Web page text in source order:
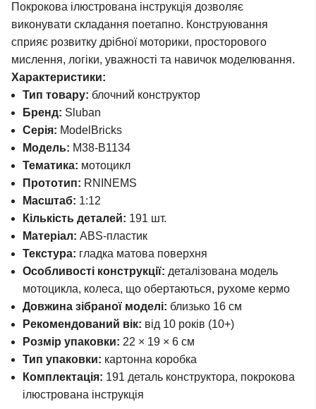
Покрокова ілюстрована інструкція дозволяє
виконувати складання поетапно. Конструювання
сприяє розвитку дрібної моторики, просторового
мислення, логіки, уважності та навичок моделювання.
Характеристики:
Тип товару: блочний конструктор
Бренд: Sluban
Серія: ModelBricks
Модель: M38-B1134
Тематика: мотоцикл
Прототип: RNINEMS
Масштаб: 1:12
Кількість деталей: 191 шт.
Матеріал: ABS-пластик
Текстура: гладка матова поверхня
Особливості конструкції: деталізована модель
мотоцикла, колеса, що обертаються, рухоме кермо
Довжина зібраної моделі: близько 16 см
Рекомендований вік: від 10 років (10+)
Розмір упаковки: 22 × 19 × 6 см
Тип упаковки: картонна коробка
Комплектація: 191 деталь конструктора, покрокова
ілюстрована інструкція